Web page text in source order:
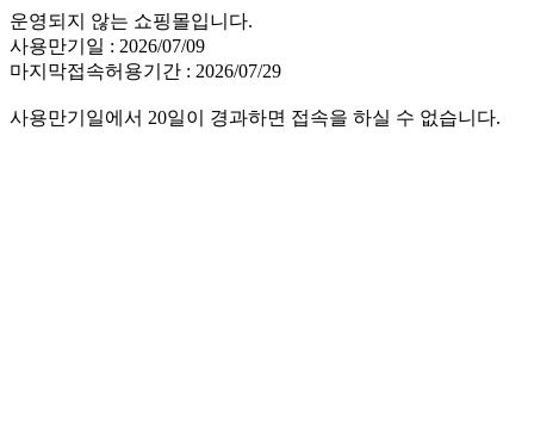
운영되지 않는 쇼핑몰입니다.
사용만기일 : 2026/07/09
마지막접속허용기간 : 2026/07/29
사용만기일에서 20일이 경과하면 접속을 하실 수 없습니다.